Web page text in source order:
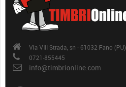
Via VIII Strada, sn - 61032 Fano (PU)
0721-855445
info@timbrionline.com